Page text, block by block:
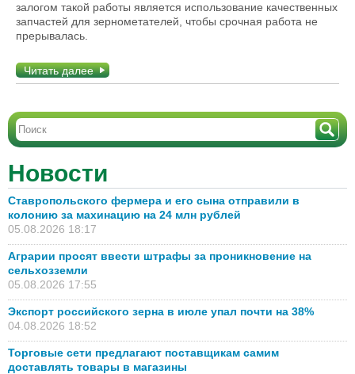
залогом такой работы является использование качественных
запчастей для зернометателей, чтобы срочная работа не
прерывалась.
Читать далее
Новости
Ставропольского фермера и его сына отправили в
колонию за махинацию на 24 млн рублей
05.08.2026 18:17
Аграрии просят ввести штрафы за проникновение на
сельхозземли
05.08.2026 17:55
Экспорт российского зерна в июле упал почти на 38%
04.08.2026 18:52
Торговые сети предлагают поставщикам самим
доставлять товары в магазины